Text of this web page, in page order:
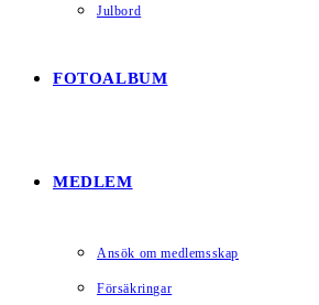
Julbord
FOTOALBUM
MEDLEM
Ansök om medlemsskap
Försäkringar